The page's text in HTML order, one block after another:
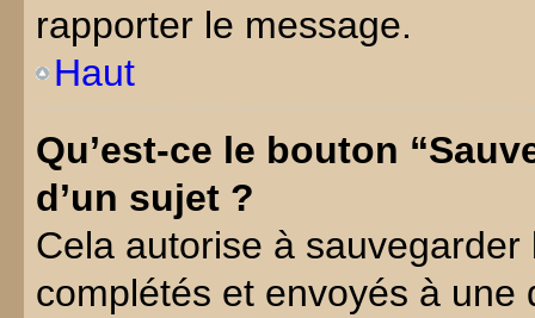
rapporter le message.
Haut
Qu’est-ce le bouton
d’un sujet ?
Cela autorise à
complétés et envoyés à